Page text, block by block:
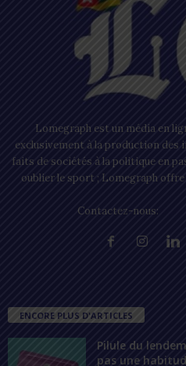
Lomegraph est un média en
exclusivement à la production des
faits de sociétés à la politique en
oublier le sport ; Lomegraph
Contactez-nous:
ENCORE PLUS D'ARTICLES
Pilule du
pas une